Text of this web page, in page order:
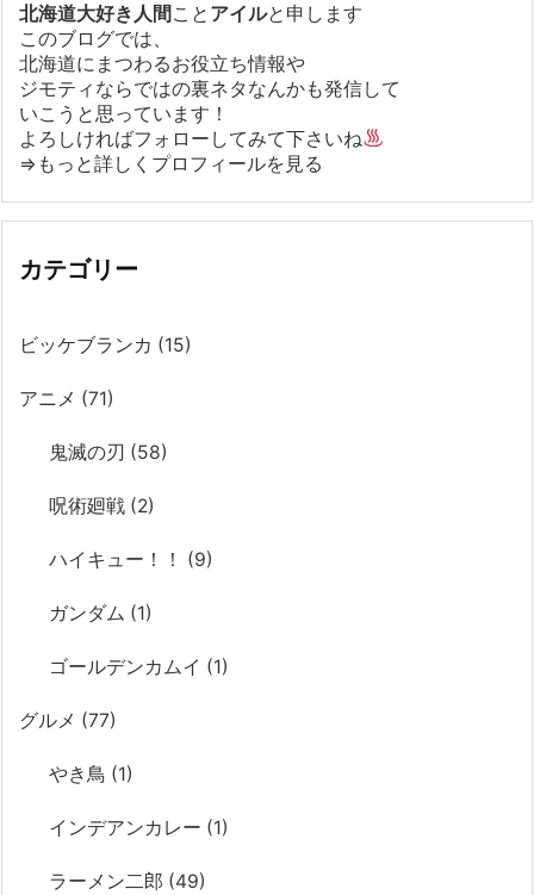
北海道大好き人間 こと アイルと申します
このブログでは、
北海道にまつわるお役立ち情報や
ジモティならではの裏ネタなんかも発信して
いこうと思っています！
よろしければフォローしてみて下さいね
⇒もっと詳しくプロフィールを見る
カテゴリー
ビッケブランカ (15)
アニメ (71)
鬼滅の刃 (58)
呪術廻戦 (2)
ハイキュー！！ (9)
ガンダム (1)
ゴールデンカムイ (1)
グルメ (77)
やき鳥 (1)
インデアンカレー (1)
ラーメン二郎 (49)